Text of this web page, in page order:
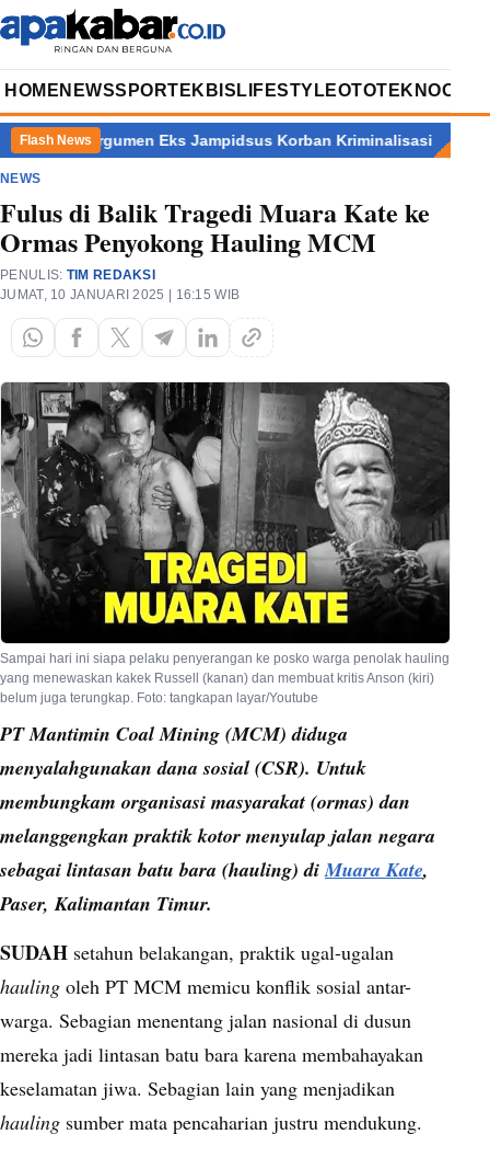
HOME NEWSSPORT EKBIS LIFESTYLEOTOTEKNOOPINI
Flash News
Jampidsus Korban Kriminalisasi Ratusan Dapur MBG
NEWS
Fulus di Balik Tragedi Muara Kate ke
Ormas Penyokong Hauling MCM
PENULIS: TIM REDAKSI
JUMAT, 10 JANUARI 2025 | 16:15 WIB
Sampai hari ini siapa pelaku penyerangan ke posko warga penolak hauling
yang menewaskan kakek Russell (kanan) dan membuat kritis Anson (kiri)
belum juga terungkap. Foto: tangkapan layar/Youtube
PT Mantimin Coal Mining (MCM) diduga
menyalahgunakan dana sosial (CSR). Untuk
membungkam organisasi masyarakat (ormas) dan
melanggengkan praktik kotor menyulap jalan negara
sebagai lintasan batu bara (hauling) diMuara Kate,
Paser, Kalimantan Timur.
SUDAH setahun belakangan, praktik ugal-ugalan
hauling oleh PT MCM memicu konflik sosial antar-
warga. Sebagian menentang jalan nasional di dusun
mereka jadi lintasan batu bara karena membahayakan
keselamatan jiwa. Sebagian lain yang menjadikan
hauling sumber mata pencaharian justru mendukung.